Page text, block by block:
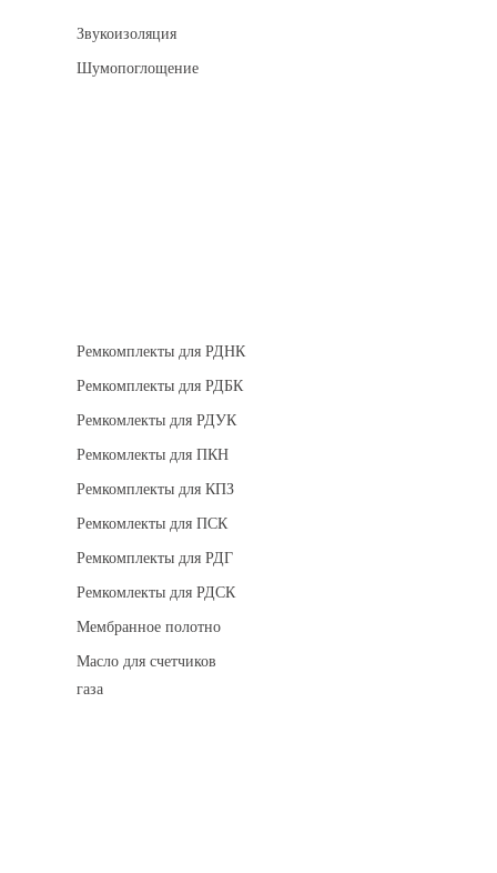
Звукоизоляция
Шумопоглощение
Ремкомплекты для РДНК
Ремкомплекты для РДБК
Ремкомлекты для РДУК
Ремкомлекты для ПКН
Ремкомплекты для КПЗ
Ремкомлекты для ПСК
Ремкомплекты для РДГ
Ремкомлекты для РДСК
Мембранное полотно
Масло для счетчиков
газа